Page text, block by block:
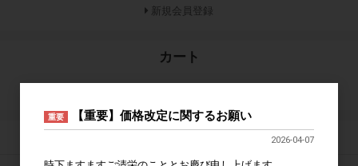
新規会員登録
カート
重要 【重要】価格改定に関するお願い
2026-04-07